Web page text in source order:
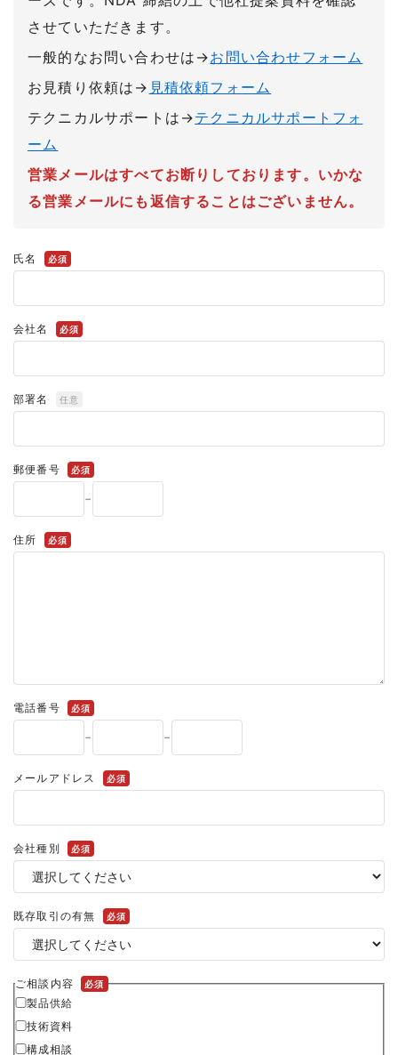
させていただきます。
一般的なお問い合わせは→お問い合わせフォーム
お見積り依頼は→ 見積依頼フォーム
テクニカルサポートは→テクニカルサポートフォ
ーム
営業メールはすべてお断りしております。いかな
る営業メールにも返信することはございません。
氏名 必須
会社名 必須
部署名 任意
郵便番号 必須
-
住所 必須
電話番号 必須
- -
メールアドレス 必須
会社種別 必須
既存取引の有無 必須
ご相談内容 必須
製品供給
技術資料
構成相談